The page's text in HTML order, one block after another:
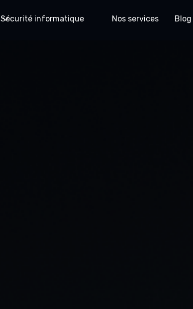
Sécurité informatique Nos services Blog